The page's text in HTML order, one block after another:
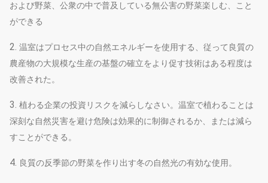
および野菜、公衆の中で普及している無公害の野菜楽しむ、こと
ができる
2. 温室はプロセス中の自然エネルギーを使用する、従って良質の
農産物の大規模な生産の基盤の確立をより促す技術はある程度は
改善された。
3. 植わる企業の投資リスクを減らしなさい。温室で植わることは
深刻な自然災害を避け危険は効果的に制御されるか、または減ら
すことができる。
4. 良質の反季節の野菜を作り出す冬の自然光の有効な使用。